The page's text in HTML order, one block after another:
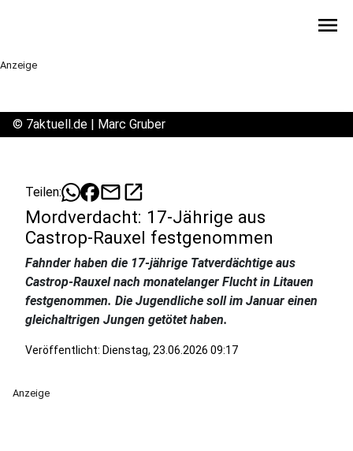
menu
Anzeige
© 7aktuell.de | Marc Gruber
Teilen: mailopen_in_new
Mordverdacht: 17-Jährige aus
Castrop-Rauxel festgenommen
Fahnder haben die 17-jährige Tatverdächtige aus
Castrop-Rauxel nach monatelanger Flucht in Litauen
festgenommen. Die Jugendliche soll im Januar einen
gleichaltrigen Jungen getötet haben.
Veröffentlicht: Dienstag, 23.06.2026 09:17
Anzeige